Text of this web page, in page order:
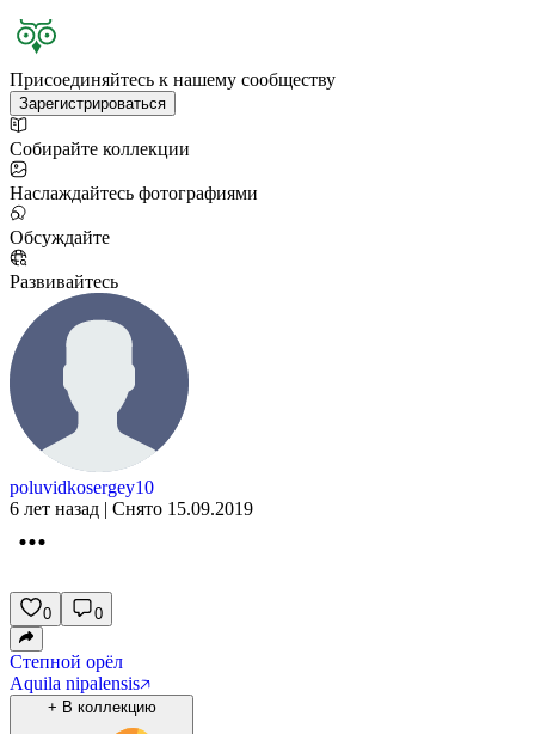
Присоединяйтесь к нашему сообществу
Зарегистрироваться
Собирайте коллекции
Наслаждайтесь фотографиями
Обсуждайте
Развивайтесь
poluvidkosergey10
6 лет назад | Снято 15.09.2019
0 0
Степной орёл
Aquila nipalensis
+ В коллекцию